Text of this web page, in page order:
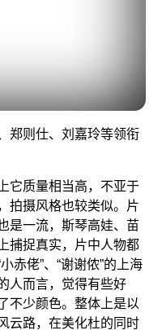
郑则仕、刘嘉玲等领衔
它质量相当高，不亚于
拍摄风格也较类似。片
是一流，斯琴高娃、苗
捕捉真实，片中人物都
赤佬”、“谢谢侬”的上海
人而言，觉得有些好
不少颜色。整体上是以
云路，在美化杜的同时